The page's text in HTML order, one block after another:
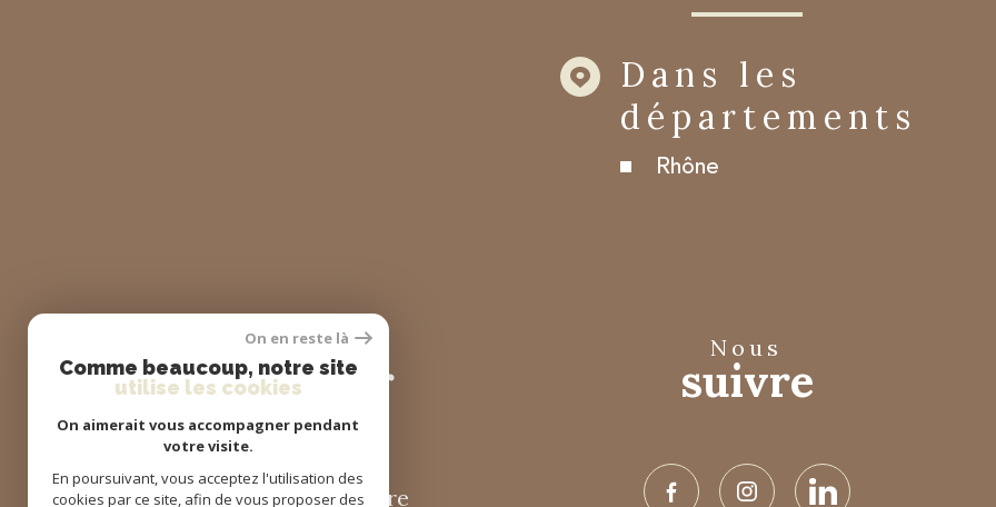
Dans les
départements
Rhône
se
connecter
espace propriétaire
nous
suivre
On en reste là
Comme beaucoup, notre site
utilise les cookies
On aimerait vous accompagner pendant
votre visite.
En poursuivant, vous acceptez l'utilisation des
cookies par ce site, afin de vous proposer des